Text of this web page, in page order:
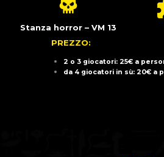
Stanza horror – VM 13
PREZZO:
2 o 3 giocatori: 25€ a
da 4 giocatori in sù: 20€ a